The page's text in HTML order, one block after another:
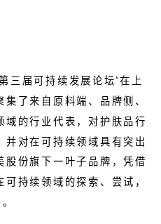
三届可持续发展论坛”在上
了来自原料端、品牌侧、
域的行业代表，对护肤品行
并对在可持续领域具有突出
股份旗下一叶子品牌，凭借
持续领域的探索、尝试，